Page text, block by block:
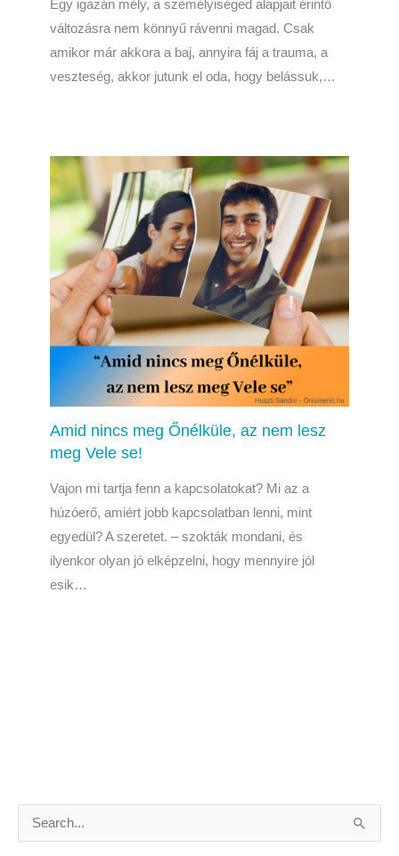
Egy igazán mély, a személyiséged alapjait érintő
változásra nem könnyű rávenni magad. Csak
amikor már akkora a baj, annyira fáj a trauma, a
veszteség, akkor jutunk el oda, hogy belássuk,…
Amid nincs meg Őnélküle, az nem lesz
meg Vele se!
Vajon mi tartja fenn a kapcsolatokat? Mi az a
húzóerő, amiért jobb kapcsolatban lenni, mint
egyedül? A szeretet. – szokták mondani, és
ilyenkor olyan jó elképzelni, hogy mennyire jól
esik…